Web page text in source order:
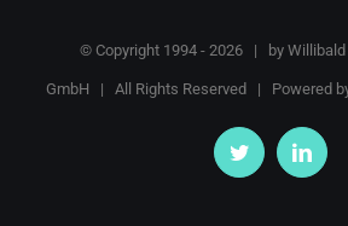
© Copyright 1994 - 2026 | by
GmbH | All Rights Reserved | Powered
Twitter